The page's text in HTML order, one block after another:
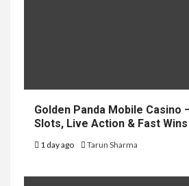
Golden Panda Mobile Casino
Slots, Live Action & Fast Wins
1 day ago Tarun Sharma